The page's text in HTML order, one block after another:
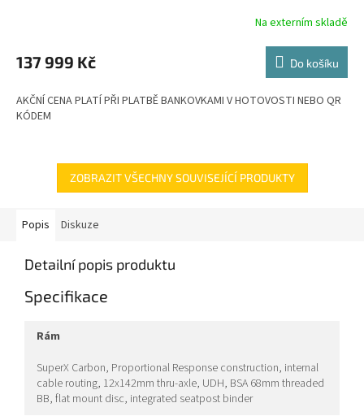
R
M
A
Na externím skladě
137 999 Kč Do košíku
AKČNÍ CENA PLATÍ PŘI PLATBĚ BANKOVKAMI V HOTOVOSTI NEBO QR
KÓDEM
ZOBRAZIT VŠECHNY SOUVISEJÍCÍ PRODUKTY
Popis Diskuze
Detailní popis produktu
Specifikace
rám
SuperX Carbon, Proportional Response construction, internal
cable routing, 12x142mm thru-axle, UDH, BSA 68mm threaded
BB, flat mount disc, integrated seatpost binder